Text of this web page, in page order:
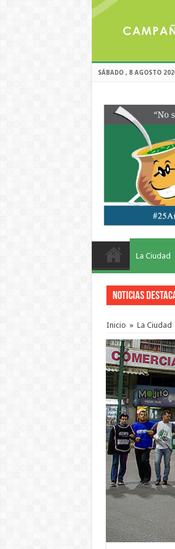
SÁBADO , 8 AGOSTO
La Ciudad
Noticias
Inicio » La Ciudad